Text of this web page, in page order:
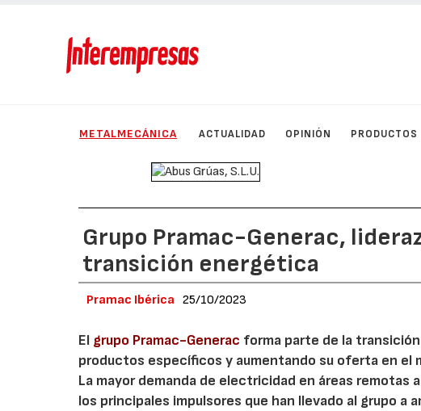
METALMECÁNICA ACTUALIDAD OPINIÓN PRODUCTOS
Grupo Pramac-Generac,
transición energética
Pramac Ibérica 25/10/2023
El grupo Pramac-Generac forma parte de la
productos específicos y aumentando su oferta en el
La mayor demanda de electricidad en áreas
los principales impulsores que han llevado al grupo a